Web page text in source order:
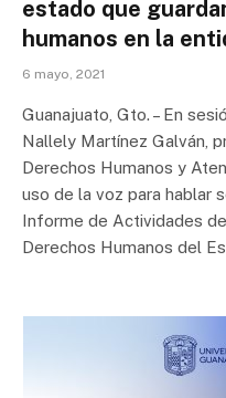
estado que
humanos en la
6 mayo, 2021
Guanajuato, Gto. – En
Nallely Martínez Galván,
Derechos Humanos y
uso de la voz para hablar
Informe de Actividades
Derechos Humanos del